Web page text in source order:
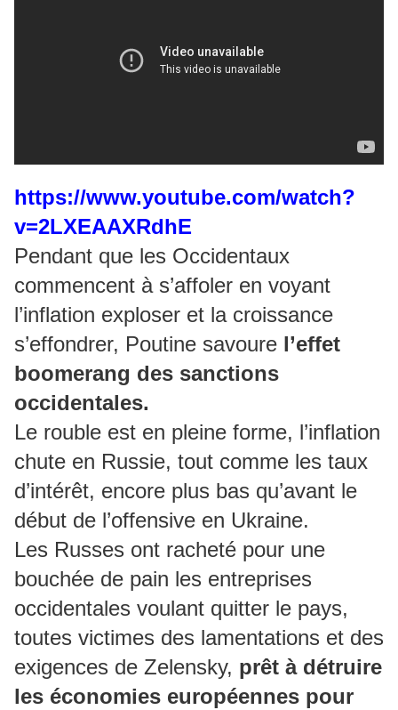
https://www.youtube.com/watch?
v=2LXEAAXRdhE
Pendant que les Occidentaux
commencent à s’affoler en voyant
l’inflation exploser et la croissance
s’effondrer, Poutine savoure l’effet
boomerang des sanctions
occidentales.
Le rouble est en pleine forme, l’inflation
chute en Russie, tout comme les taux
d’intérêt, encore plus bas qu’avant le
début de l’offensive en Ukraine.
Les Russes ont racheté pour une
bouchée de pain les entreprises
occidentales voulant quitter le pays,
toutes victimes des lamentations et des
exigences de Zelensky, prêt à détruire
les économies européennes pour